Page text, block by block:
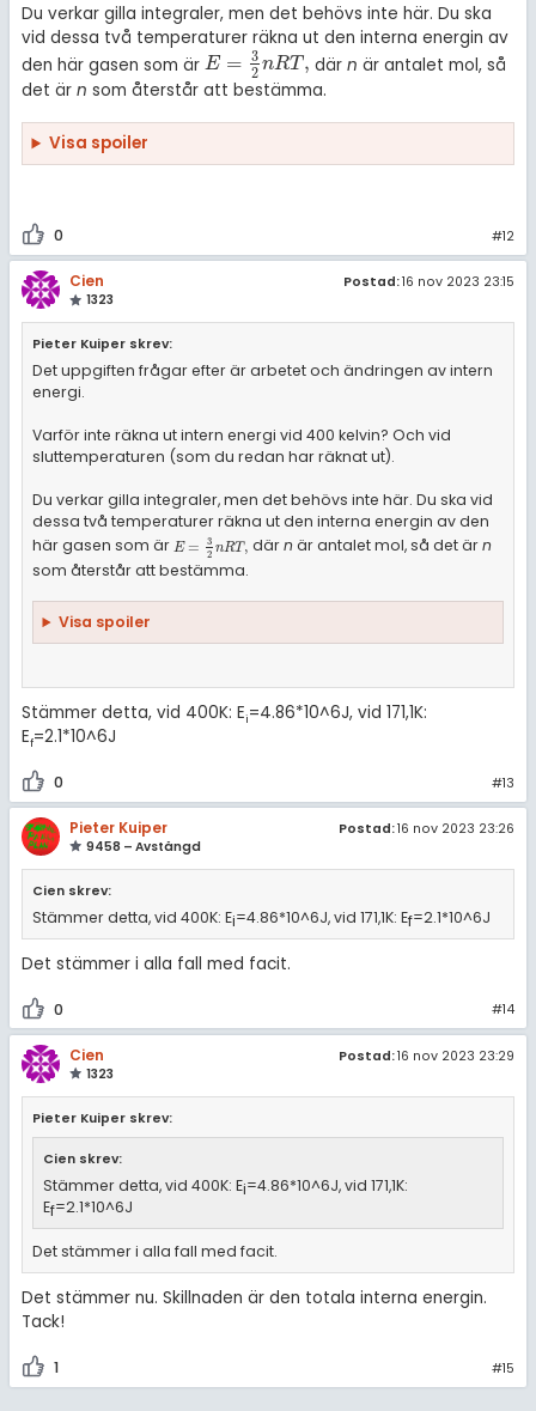
Du verkar gilla integraler, men det behövs inte här. Du ska
vid dessa två temperaturer räkna ut den interna energin av
den här gasen som är E = 3
2 nRT ,
E= 32 nRT, där n är antalet mol, så
det är n som återstår att bestämma.
Visa spoiler
0 #12
Cien
1323
Postad:16 nov 2023 23:15
Pieter Kuiper skrev:
Det uppgiften frågar efter är arbetet och ändringen av intern
energi.
Varför inte räkna ut intern energi vid 400 kelvin? Och vid
sluttemperaturen (som du redan har räknat ut).
Du verkar gilla integraler, men det behövs inte här. Du ska vid
dessa två temperaturer räkna ut den interna energin av den
här gasen som är E =
3
2 nRT,
E=3 2nRT, därnär antalet mol, så det ärn
som återstår att bestämma.
Visa spoiler
Stämmer detta, vid 400K: Ei=4.86*10^6J, vid 171,1K:
Ef=2.1*10^6J
0 #13
Pieter Kuiper
9458 – Avstängd
Postad:16 nov 2023 23:26
Cien skrev:
Stämmer detta, vid 400K: Ei=4.86*10^6J, vid 171,1K: Ef=2.1*10^6J
Det stämmer i alla fall med facit.
0 #14
Cien
1323
Postad:16 nov 2023 23:29
Pieter Kuiper skrev:
Cien skrev:
Stämmer detta, vid 400K: Ei=4.86*10^6J, vid 171,1K:
Ef=2.1*10^6J
Det stämmer i alla fall med facit.
Det stämmer nu. Skillnaden är den totala interna energin.
Tack!
1 #15